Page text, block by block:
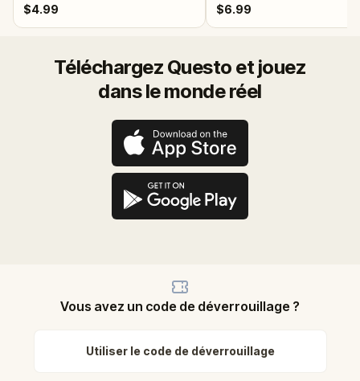
$4.99 $6.99
Téléchargez Questo et jouez
dans le monde réel
Vous avez un code de déverrouillage ?
Utiliser le code de déverrouillage